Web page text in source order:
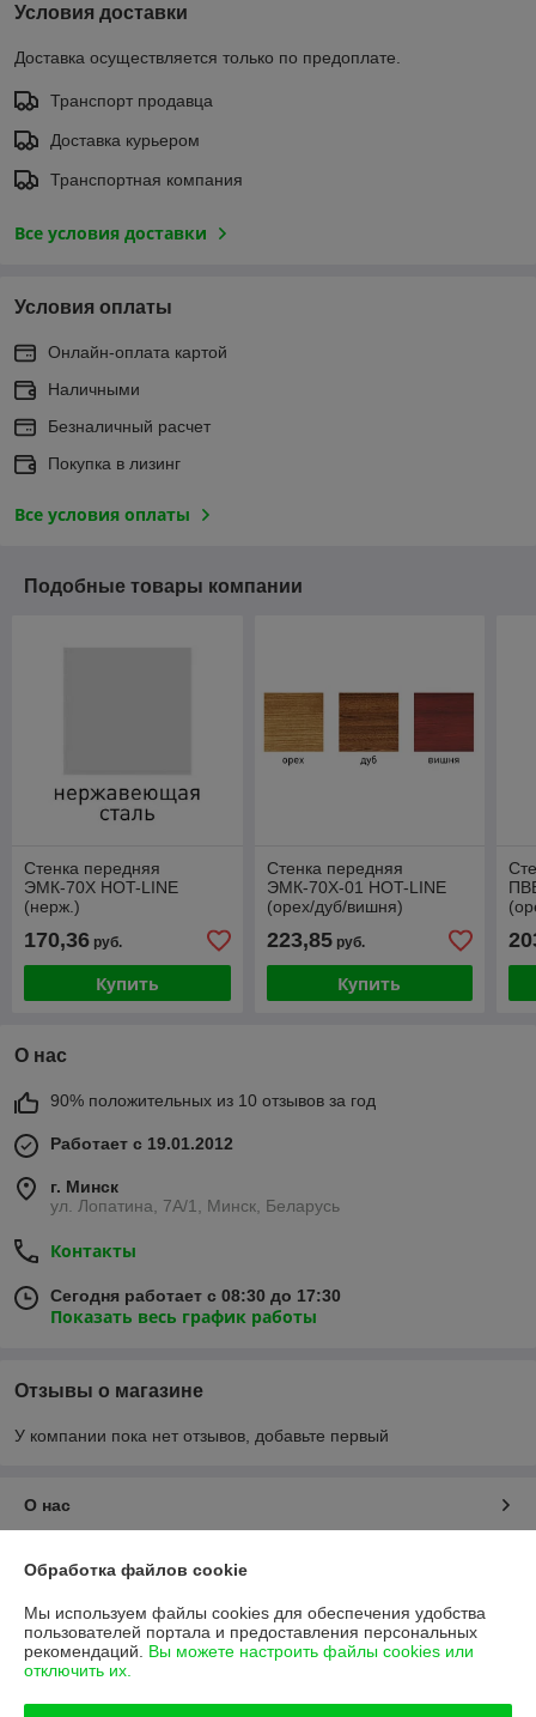
Условия доставки
Доставка осуществляется только по предоплате.
Транспорт продавца
Доставка курьером
Транспортная компания
Все условия доставки
Условия оплаты
Онлайн-оплата картой
Наличными
Безналичный расчет
Покупка в лизинг
Все условия оплаты
Подобные товары компании
Стенка передняя
ЭМК-70Х HOT-LINE
(нерж.)
170,36 руб.
Купить
Стенка передняя
ЭМК-70Х-01 HOT-LINE
(орех/дуб/вишня)
223,85руб.
Купить
О нас
90% положительных из 10 отзывов за год
Работает с 19.01.2012
г. Минск
ул. Лопатина, 7А/1, Минск, Беларусь
Контакты
Сегодня работает с 08:30 до 17:30
Показать весь график работы
Отзывы о магазине
У компании пока нет отзывов, добавьте первый
О нас
Контакты
Доставка и оплата
График работы
Обработка файлов cookie
Мы используем файлы cookies для обеспечения удобства
пользователей портала и предоставления персональных
рекомендаций. Вы можете настроить файлы cookies или
отключить их.